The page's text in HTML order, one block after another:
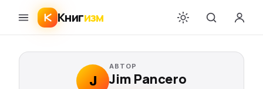
Книгизм
J
АВТОР
Jim Pancero